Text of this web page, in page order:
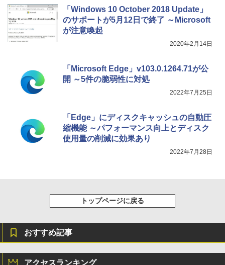
￥3,600
New Amazon Kindle Scribe Colorsoft |
11インチカラーディスプレイ、64GBスト
レージ、ノート機能搭載、明るさ自動調
￥115,980
「Windows 10 October 2018 Update」
のサポートが5月12日で終了 ～Microsoft
が注意喚起
2020年2月14日
「Microsoft Edge」v103.0.1264.71が公
開 ～5件の脆弱性に対処
2022年7月25日
「Edge」にディスクキャッシュの自動圧
縮機能 ～パフォーマンス向上とディスク
使用量の削減に効果あり
2022年7月28日
トップページに戻る
おすすめ記事
アクセスランキング